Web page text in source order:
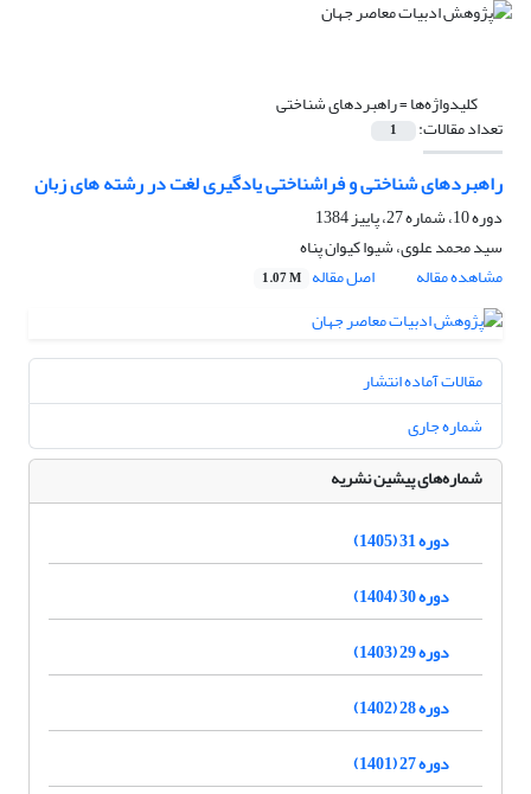
کلیدواژه‌ها =راهبردهای شناختی
تعداد مقالات: 1
راهبردهای شناختی و فراشناختی یادگیری لغت در رشته های زبان
دوره 10، شماره 27، پاییز 1384
سید محمد علوی، شیوا کیوان پناه
مشاهده مقاله
اصل مقاله 1.07 M
مقالات آماده انتشار
شماره جاری
شماره‌های پیشین نشریه
دوره 31 (1405)
دوره 30 (1404)
دوره 29 (1403)
دوره 28 (1402)
دوره 27 (1401)